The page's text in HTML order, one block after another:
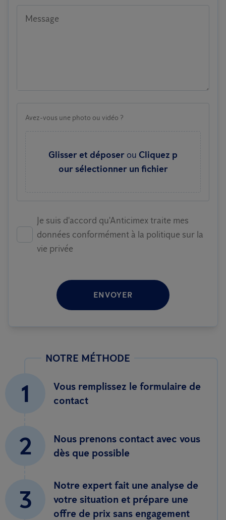
Message
Avez-vous une photo ou vidéo ?
Glisser et déposerou Cliquez p
our sélectionner un fichier
Je suis d'accord qu'Anticimex traite mes
données conformément à la politique sur la
vie privée
ENVOYER
NOTRE MÉTHODE
1
Vous remplissez le formulaire de
contact
2
Nous prenons contact avec vous
dès que possible
3
Notre expert fait une analyse de
votre situation et prépare une
offre de prix sans engagement